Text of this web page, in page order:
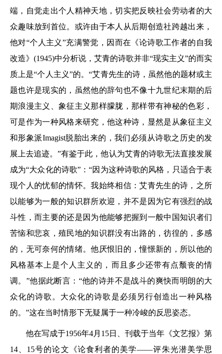
端，自觉走出个人精神天地，切实把反映社会劳动者的大
众趣味放到首位。或许由于本人从后期创造社跨越出来，
他对“个人主义”充满警觉，因而在《论诗歌工作者的自我
改造》(1945)中分析说，艾青的诗歌并非“现实主义”的而实
质上是“个人主义”的。“艾青先生的诗，虽然他的题材或主
题也许是现实的，虽然他的辞句也不像十九世纪末期的后
期浪漫主义、象征主义那样朦胧，那样带有神秘的色彩，
可是作为一种风格来研究，他这种诗，显然是从象征主义
和形象派Imagist脱胎出来的，我们必须从诗歌之历史的发
展上去追迹。”有鉴于此，他认为艾青的诗歌无法直接发展
成为“大众化的诗歌”：“因为这种诗歌的风格，只适合于表
现个人的忧郁的情怀。我始终相信：艾青先生的诗，之所
以能够为一般的知识群所欢迎，并不是因为它有强烈的战
斗性，而主要的还是因为他能够把握到一般中国知识者们
苦恼和悲哀，殖民地的知识群没有出路的，彷徨的，多感
的，无可奈何的情绪。他厌恨旧的，憧憬新的，所以他的
风格基本上是个人主义的，而且多少还带有点颓丧的情
调。”他据此断言：“他的诗并不是战斗的爽快而明朗的大
众化的诗歌。大众化的诗歌是必须另行创造出一种风格
的。”这在当时情形下无疑属于一种冷峻的反思姿态。
他在写成于1956年4月15日、刊载于当年《文艺报》第
14、15号的论文《论食利者的美学——评朱光潜美学思